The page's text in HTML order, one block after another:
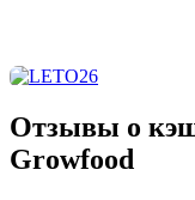
Отзывы о
Growfood